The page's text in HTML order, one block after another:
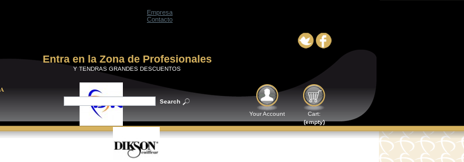
Empresa
Contacto
Entra en la Zona de Profesionales
Y TENDRAS GRANDES DESCUENTOS
Cart:
(empty)
Your Account